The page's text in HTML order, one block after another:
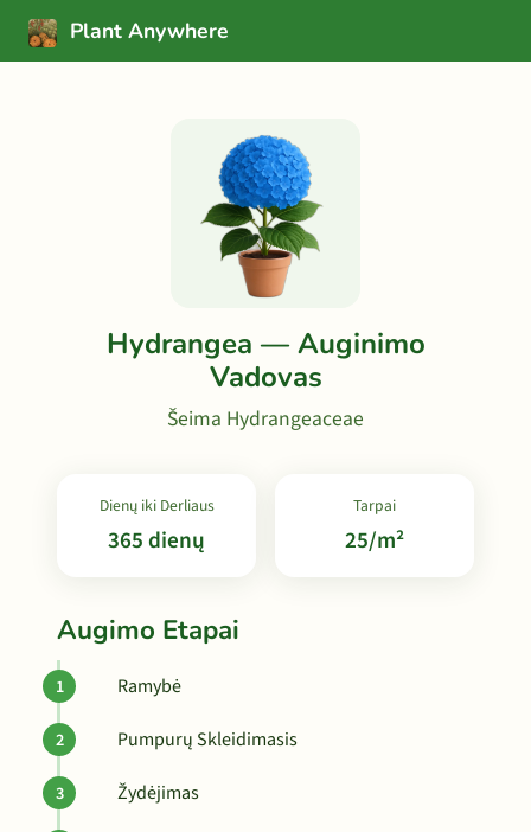
Plant Anywhere
Hydrangea — Auginimo
Vadovas
Šeima Hydrangeaceae
Dienų iki Derliaus
365 dienų
Tarpai
25/m²
Augimo Etapai
Ramybė
Pumpurų Skleidimasis
Žydėjimas